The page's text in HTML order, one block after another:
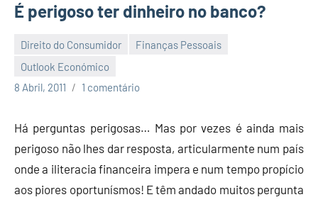
É perigoso ter dinheiro no banco?
Direito do Consumidor
Finanças Pessoais
Outlook Económico
8 Abril, 2011
Economia
e
1 comentário
Há perguntas perigosas… Mas por vezes é ainda mais
perigoso não lhes dar resposta, articularmente num país
onde a iliteracia financeira impera e num tempo propício
aos piores oportunísmos! E têm andado muitos pergunta